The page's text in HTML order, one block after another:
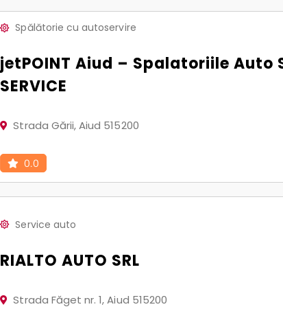
Spălătorie cu autoservire
jetPOINT Aiud – Spalatoriile Auto
SERVICE
Strada Gării, Aiud 515200
0.0
Service auto
RIALTO AUTO SRL
Strada Făget nr. 1, Aiud 515200